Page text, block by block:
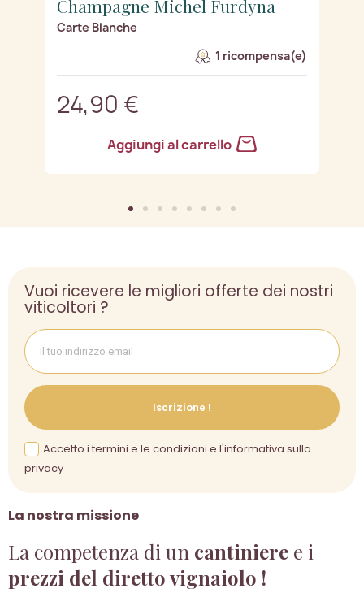
Champagne Michel Furdyna
Carte Blanche
1 ricompensa(e)
24,90 €
Aggiungi al carrello
La nostra missione
La competenza di un cantiniere e i
prezzi del diretto vignaiolo !
Vuoi ricevere le migliori offerte dei nostri
viticoltori ?
Iscrizione !
Accetto i termini e le condizioni e l'informativa sulla
privacy